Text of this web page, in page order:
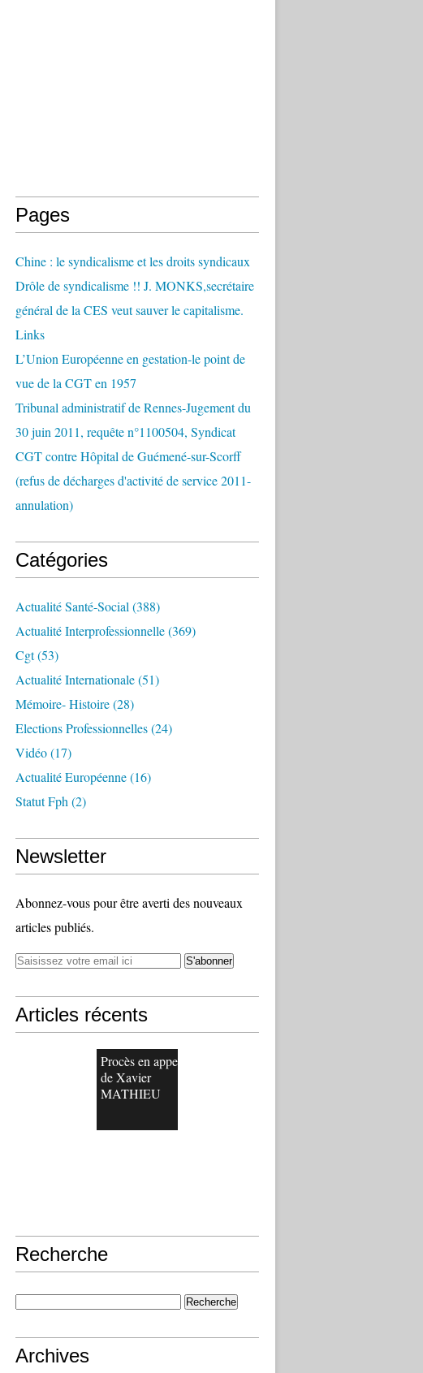
Pages
Chine : le syndicalisme et les droits syndicaux
Drôle de syndicalisme !! J. MONKS,secrétaire
général de la CES veut sauver le capitalisme.
Links
L’Union Européenne en gestation-le point de
vue de la CGT en 1957
Tribunal administratif de Rennes-Jugement du
30 juin 2011, requête n°1100504, Syndicat
CGT contre Hôpital de Guémené-sur-Scorff
(refus de décharges d'activité de service 2011-
annulation)
Catégories
Actualité Santé-Social (388)
Actualité Interprofessionnelle(369)
Cgt(53)
Actualité Internationale(51)
Mémoire- Histoire(28)
Elections Professionnelles(24)
Vidéo(17)
Actualité Européenne(16)
Statut Fph (2)
Newsletter
Abonnez-vous pour être averti des nouveaux
articles publiés.
Articles récents
Procès en appel
de Xavier
MATHIEU
Recherche
Archives